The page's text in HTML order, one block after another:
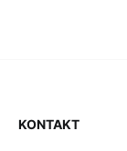
KONTAKT